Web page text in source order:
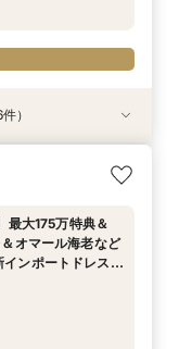
ーウェディング
ミリー婚★キッズス
＆見積り相談付き
番お得な57万円プ
見学＆予算相談＆4
説！予算×準備オ
）
最大175万特典＆
オマール海老など
ンポートドレス展